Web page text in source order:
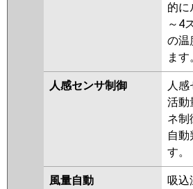
PLZ-
PLZ-
RCID-
RCID-
RCID-
RCID-
RCID-
的に
～4
の温
ます
人感センサ制御
人感
活動
ネ制
自動
す。
風量自動
吸込